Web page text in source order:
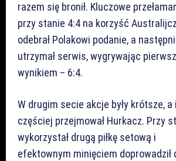
razem się bronił. Kluczowe
przy stanie 4:4 na korzyść
odebrał Polakowi podanie, a
utrzymał serwis, wygrywając
wynikiem – 6:4.
W drugim secie akcje były krótsze,
częściej przejmował Hurkacz. Przy
wykorzystał drugą piłkę setową i
efektownym minięciem doprowadził